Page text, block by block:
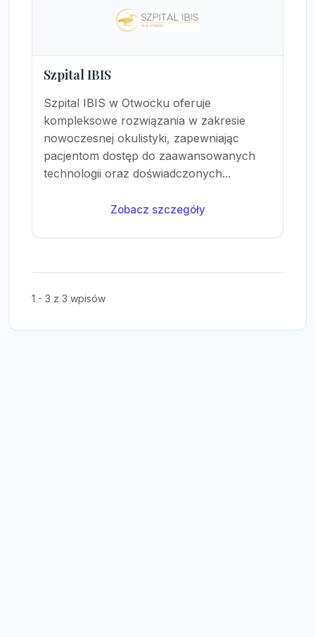
Szpital IBIS
Szpital IBIS w Otwocku oferuje
kompleksowe rozwiązania w zakresie
nowoczesnej okulistyki, zapewniając
pacjentom dostęp do zaawansowanych
technologii oraz doświadczonych...
Zobacz szczegóły
1 - 3 z 3 wpisów